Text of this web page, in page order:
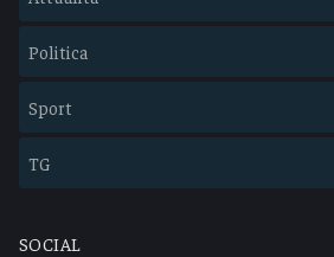
Politica
Sport
TG
SOCIAL